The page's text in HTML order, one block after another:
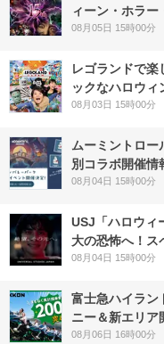
ィーン・ホラー
08月05日 15時00分
レゴランドで楽
ックなハロウィ
08月03日 15時00分
ムーミントロー
別コラボ開催情
08月04日 15時00分
USJ「ハロウィ
大の恐怖へ！ス
08月04日 15時00分
富士急ハイラン
ニー＆新エリア
08月06日 16時00分